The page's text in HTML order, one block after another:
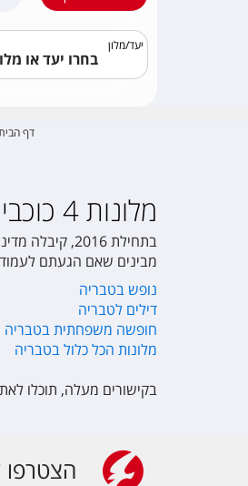
יעד/מלון
דף
מלונות 4 כוכבים בטבריה
בתחילת
מבינים שאם הגעתם
נופש בטבריה
דילים לטבריה
חופשה משפחתית בטבריה
מלונות הכל כלול בטבריה
בקישורים מעלה, תוכלו
הצטרפו